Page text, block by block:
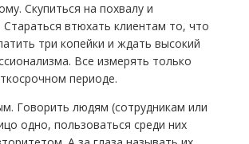
Скупиться на похвалу и
Стараться втюхать клиентам то, что
три копейки и ждать высокий
Все измерять только
периоде.
Говорить людям (сотрудникам или
одно, пользоваться среди них